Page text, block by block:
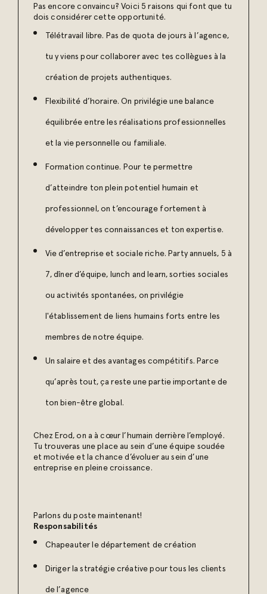
Pas encore convaincu? Voici 5 raisons qui font que tu
dois considérer cette opportunité.
Télétravail libre. Pas de quota de jours à l’agence,
tu y viens pour collaborer avec tes collègues à la
création de projets authentiques.
Flexibilité d’horaire. On privilégie une balance
équilibrée entre les réalisations professionnelles
et la vie personnelle ou familiale.
Formation continue. Pour te permettre
d’atteindre ton plein potentiel humain et
professionnel, on t’encourage fortement à
développer tes connaissances et ton expertise.
Vie d’entreprise et sociale riche. Party annuels, 5 à
7, dîner d’équipe, lunch and learn, sorties sociales
ou activités spontanées, on privilégie
l'établissement de liens humains forts entre les
membres de notre équipe.
Un salaire et des avantages compétitifs. Parce
qu’après tout, ça reste une partie importante de
ton bien-être global.
Chez Erod, on a à cœur l’humain derrière l’employé.
Tu trouveras une place au sein d’une équipe soudée
et motivée et la chance d’évoluer au sein d’une
entreprise en pleine croissance.
Parlons du poste maintenant!
Responsabilités
Chapeauter le département de création
Diriger la stratégie créative pour tous les clients
de l’agence